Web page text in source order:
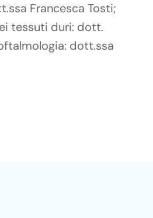
Francesca Tosti;
tessuti duri: dott.
dott.ssa